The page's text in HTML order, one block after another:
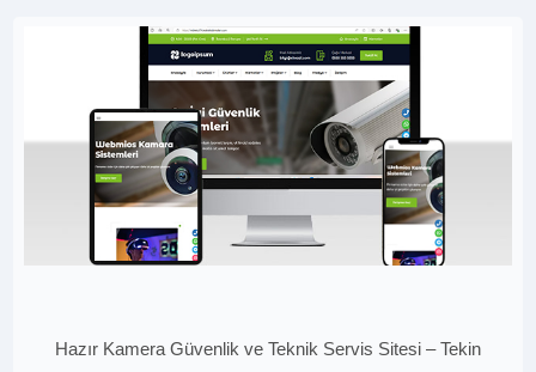
Hazır Kamera Güvenlik ve Teknik Servis Sitesi – Tekin